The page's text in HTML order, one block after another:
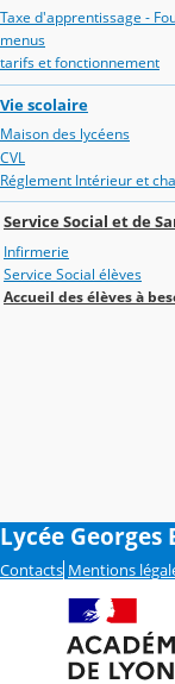
Taxe d'apprentissage -
menus
tarifs et fonctionnement
Vie scolaire
Maison des lycéens
CVL
Réglement Intérieur et
Service Social et de
Infirmerie
Service Social élèves
Accueil des élèves à
Lycée Georges
Contacts Mentions